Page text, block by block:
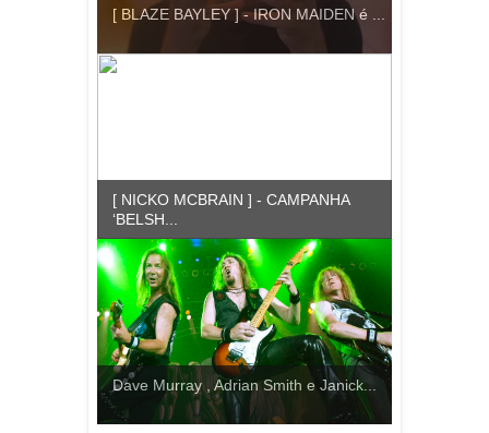
[ BLAZE BAYLEY ] - IRON MAIDEN é ...
[ NICKO MCBRAIN ] - CAMPANHA
‘BELSH...
Dave Murray , Adrian Smith e Janick...